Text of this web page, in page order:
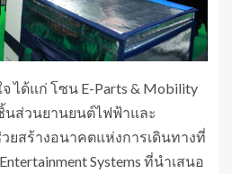
ได้แก่ โซน E-Parts & Mobility
นส่วนยานยนต์ไฟฟ้าและ
ยสร้างอนาคตแห่งการเดินทางที่
Systems ที่นำเสนอ